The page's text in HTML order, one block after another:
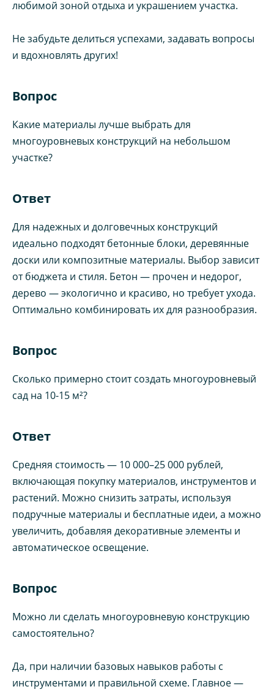
любимой зоной отдыха и украшением участка.
Не забудьте делиться успехами, задавать вопросы
и вдохновлять других!
Вопрос
Какие материалы лучше выбрать для
многоуровневых конструкций на небольшом
участке?
Ответ
Для надежных и долговечных конструкций
идеально подходят бетонные блоки, деревянные
доски или композитные материалы. Выбор зависит
от бюджета и стиля. Бетон — прочен и недорог,
дерево — экологично и красиво, но требует ухода.
Оптимально комбинировать их для разнообразия.
Вопрос
Сколько примерно стоит создать многоуровневый
сад на 10-15 м²?
Ответ
Средняя стоимость — 10 000–25 000 рублей,
включающая покупку материалов, инструментов и
растений. Можно снизить затраты, используя
подручные материалы и бесплатные идеи, а можно
увеличить, добавляя декоративные элементы и
автоматическое освещение.
Вопрос
Можно ли сделать многоуровневую конструкцию
самостоятельно?
Да, при наличии базовых навыков работы с
инструментами и правильной схеме. Главное —